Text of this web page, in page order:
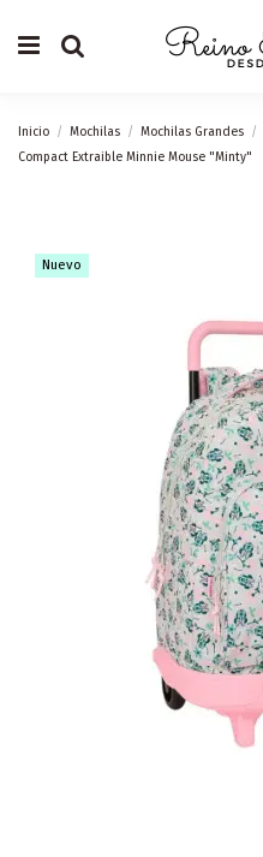
Inicio Mochilas Mochilas Grandes
Compact Extraible Minnie Mouse "Minty"
Nuevo